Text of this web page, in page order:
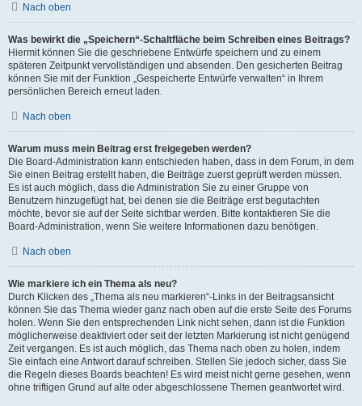
Nach oben
Was bewirkt die „Speichern“-Schaltfläche beim Schreiben eines Beitrags?
Hiermit können Sie die geschriebene Entwürfe speichern und zu einem
späteren Zeitpunkt vervollständigen und absenden. Den gesicherten Beitrag
können Sie mit der Funktion „Gespeicherte Entwürfe verwalten“ in Ihrem
persönlichen Bereich erneut laden.
Nach oben
Warum muss mein Beitrag erst freigegeben werden?
Die Board-Administration kann entschieden haben, dass in dem Forum, in dem
Sie einen Beitrag erstellt haben, die Beiträge zuerst geprüft werden müssen.
Es ist auch möglich, dass die Administration Sie zu einer Gruppe von
Benutzern hinzugefügt hat, bei denen sie die Beiträge erst begutachten
möchte, bevor sie auf der Seite sichtbar werden. Bitte kontaktieren Sie die
Board-Administration, wenn Sie weitere Informationen dazu benötigen.
Nach oben
Wie markiere ich ein Thema als neu?
Durch Klicken des „Thema als neu markieren“-Links in der Beitragsansicht
können Sie das Thema wieder ganz nach oben auf die erste Seite des Forums
holen. Wenn Sie den entsprechenden Link nicht sehen, dann ist die Funktion
möglicherweise deaktiviert oder seit der letzten Markierung ist nicht genügend
Zeit vergangen. Es ist auch möglich, das Thema nach oben zu holen, indem
Sie einfach eine Antwort darauf schreiben. Stellen Sie jedoch sicher, dass Sie
die Regeln dieses Boards beachten! Es wird meist nicht gerne gesehen, wenn
ohne triftigen Grund auf alte oder abgeschlossene Themen geantwortet wird.